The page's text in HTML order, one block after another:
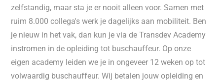
zelfstandig, maar sta je er nooit alleen voor. Samen met
ruim 8.000 collega's werk je dagelijks aan mobiliteit. Ben
je nieuw in het vak, dan kun je via de Transdev Academy
instromen in de opleiding tot buschauffeur. Op onze
eigen academy leiden we je in ongeveer 12 weken op tot
volwaardig buschauffeur. Wij betalen jouw opleiding en